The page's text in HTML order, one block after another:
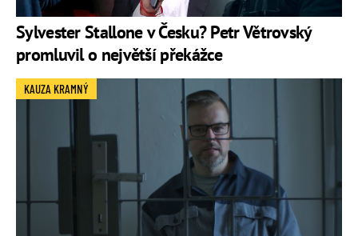
Sylvester Stallone v Česku? Petr Větrovský
promluvil o největší překážce
KAUZA KRAMNÝ